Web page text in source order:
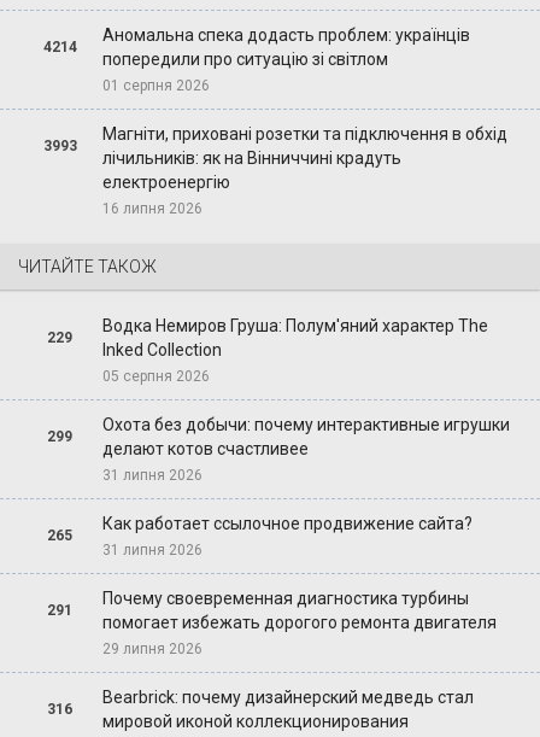
4214
Аномальна спека додасть проблем: українців
попередили про ситуацію зі світлом
01 серпня 2026
3993
Магніти, приховані розетки та підключення в обхід
лічильників: як на Вінниччині крадуть
електроенергію
16 липня 2026
ЧИТАЙТЕ ТАКОЖ
229
Водка Немиров Груша: Полум'яний характер The
Inked Collection
05 серпня 2026
299
Охота без добычи: почему интерактивные игрушки
делают котов счастливее
31 липня 2026
265
Как работает ссылочное продвижение сайта?
31 липня 2026
291
Почему своевременная диагностика турбины
помогает избежать дорогого ремонта двигателя
29 липня 2026
316
Bearbrick: почему дизайнерский медведь стал
мировой иконой коллекционирования